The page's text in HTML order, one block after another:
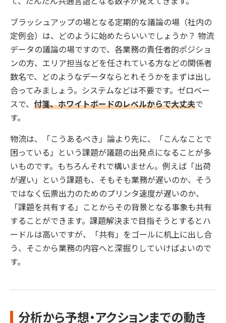
ブラッシュアップの場となる定期的な議論の場（社内の
定例会）は、どのように始めたらいいでしょうか？ 物流
データの議論の場ですので、各業務の責任者的ポジショ
ンの方、エリア担当などを任されている方などの関係者
数名で、どのようなデータならとれそうかをまずは出し
合ってみましょう。システムなどは不要です。ゼロベー
スで、 付箋、ホワイトボードのレベルからで大丈夫で
す。
物流は、「こうあるべき」論より先に、「こんなことで
困っている」という課題が議題の出発点になることが多
いものです。もちろんそれで構いません。例えば「出荷
が遅い」という課題も、そもそも業務が遅いのか、そう
ではなく伝票出力のためのプリンタ速度が遅いのか、
「課題を共有する」ことからその背景となる事象も共有
することができます。課題解決まで目指そうとするとハ
ードルは高いですが、「共有」をゴールに机上に出し合
う、そこから業務の内容へと深掘りしていけばよいので
す。
分析から予想・アクションまでの動き